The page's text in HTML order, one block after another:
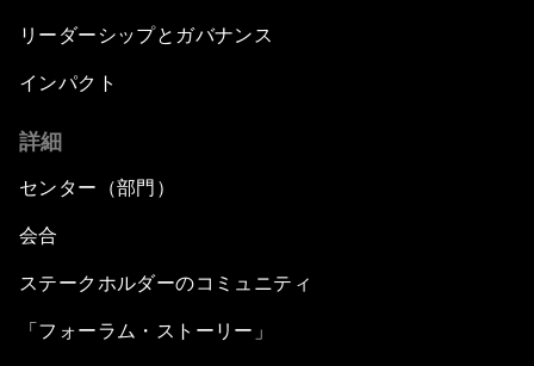
リーダーシップとガバナンス
インパクト
詳細
センター（部門）
会合
ステークホルダーのコミュニティ
「フォーラム・ストーリー」